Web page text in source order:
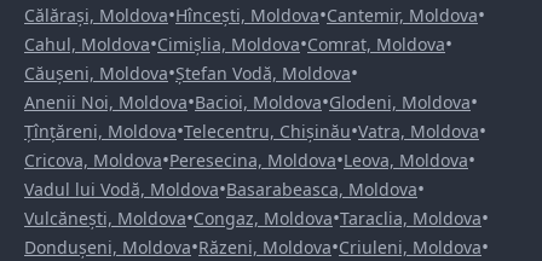
Călărași, Moldova•Hîncești, Moldova•Cantemir, Moldova•
Cahul, Moldova•Cimișlia, Moldova•Comrat, Moldova•
Căușeni, Moldova•Ștefan Vodă, Moldova•
Anenii Noi, Moldova•Bacioi, Moldova•Glodeni, Moldova•
Țînțăreni, Moldova•Telecentru, Chișinău•Vatra, Moldova•
Cricova, Moldova•Peresecina, Moldova•Leova, Moldova•
Vadul lui Vodă, Moldova•Basarabeasca, Moldova•
Vulcănești, Moldova•Congaz, Moldova•Taraclia, Moldova•
Dondușeni, Moldova•Răzeni, Moldova•Criuleni, Moldova•